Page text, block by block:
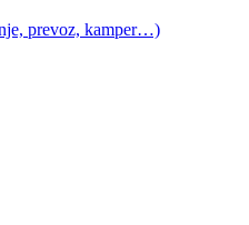
prevoz, kamper…)